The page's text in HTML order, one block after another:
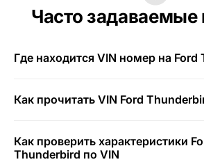
Часто
Где находится VIN номер на Ford
Как прочитать VIN Ford
Как проверить характеристики
Thunderbird по VIN